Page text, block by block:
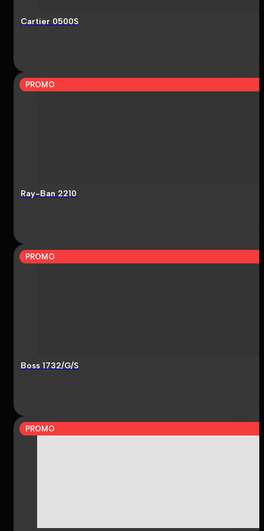
Cartier 0500S
PROMO
Ray-Ban 2210
PROMO
Boss 1732/G/S
PROMO